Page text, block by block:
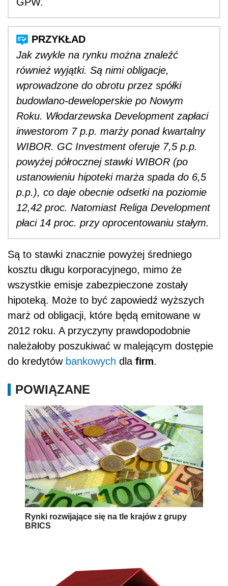
Jak zwykle na rynku można znaleźć
również wyjątki. Są nimi obligacje,
wprowadzone do obrotu przez spółki
budowlano-deweloperskie po Nowym
Roku. Włodarzewska Development zapłaci
inwestorom 7 p.p. marży ponad kwartalny
WIBOR. GC Investment oferuje 7,5 p.p.
powyżej półrocznej stawki WIBOR (po
ustanowieniu hipoteki marża spada do 6,5
p.p.), co daje obecnie odsetki na poziomie
12,42 proc. Natomiast Religa Development
płaci 14 proc. przy oprocentowaniu stałym.
Są to stawki znacznie powyżej średniego
kosztu długu korporacyjnego, mimo że
wszystkie emisje zabezpieczone zostały
hipoteką. Może to być zapowiedź wyższych
marż od obligacji, które będą emitowane w
2012 roku. A przyczyny prawdopodobnie
należałoby poszukiwać w malejącym dostępie
do kredytów bankowych dla firm.
POWIĄZANE
Rynki rozwijające się na tle krajów z grupy
BRICS